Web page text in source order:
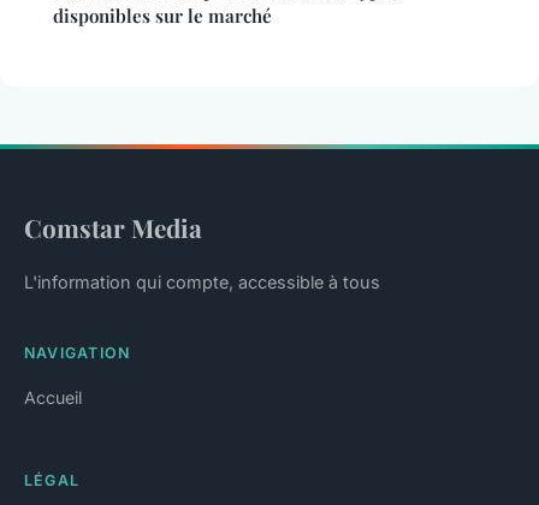
disponibles sur le marché
Comstar Media
L'information qui compte, accessible à tous
NAVIGATION
Accueil
LÉGAL